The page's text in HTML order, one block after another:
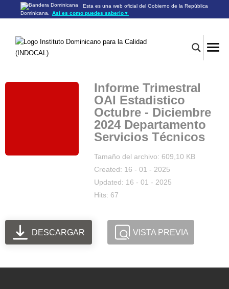
Esta es una web oficial del Gobierno de la República
Dominicana.
Así es como puedes saberlo▼
Los sitios web oficiales utilizan .gob.do o .gov.do
Los sitios web oficiales .gob.do o .gov.do seguros utilizan
HTTPS
Informe Trimestral
OAI Estadistico
Octubre - Diciembre
2024 Departamento
Servicios Técnicos
Tamaño del archivo: 609,10 KB
Created: 16 - 01 - 2025
Updated: 16 - 01 - 2025
Hits: 67
DESCARGAR VISTA PREVIA